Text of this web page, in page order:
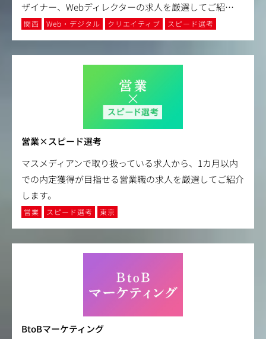
ザイナー、Webディレクターの求人を厳選してご紹…
関西 Web・デジタル クリエイティブ スピード選考
営業×スピード選考
マスメディアンで取り扱っている求人から、1カ月以内
での内定獲得が目指せる営業職の求人を厳選してご紹介
します。
営業 スピード選考 東京
BtoBマーケティング